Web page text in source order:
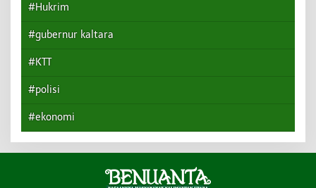
#Hukrim
#gubernur kaltara
#KTT
#polisi
#ekonomi